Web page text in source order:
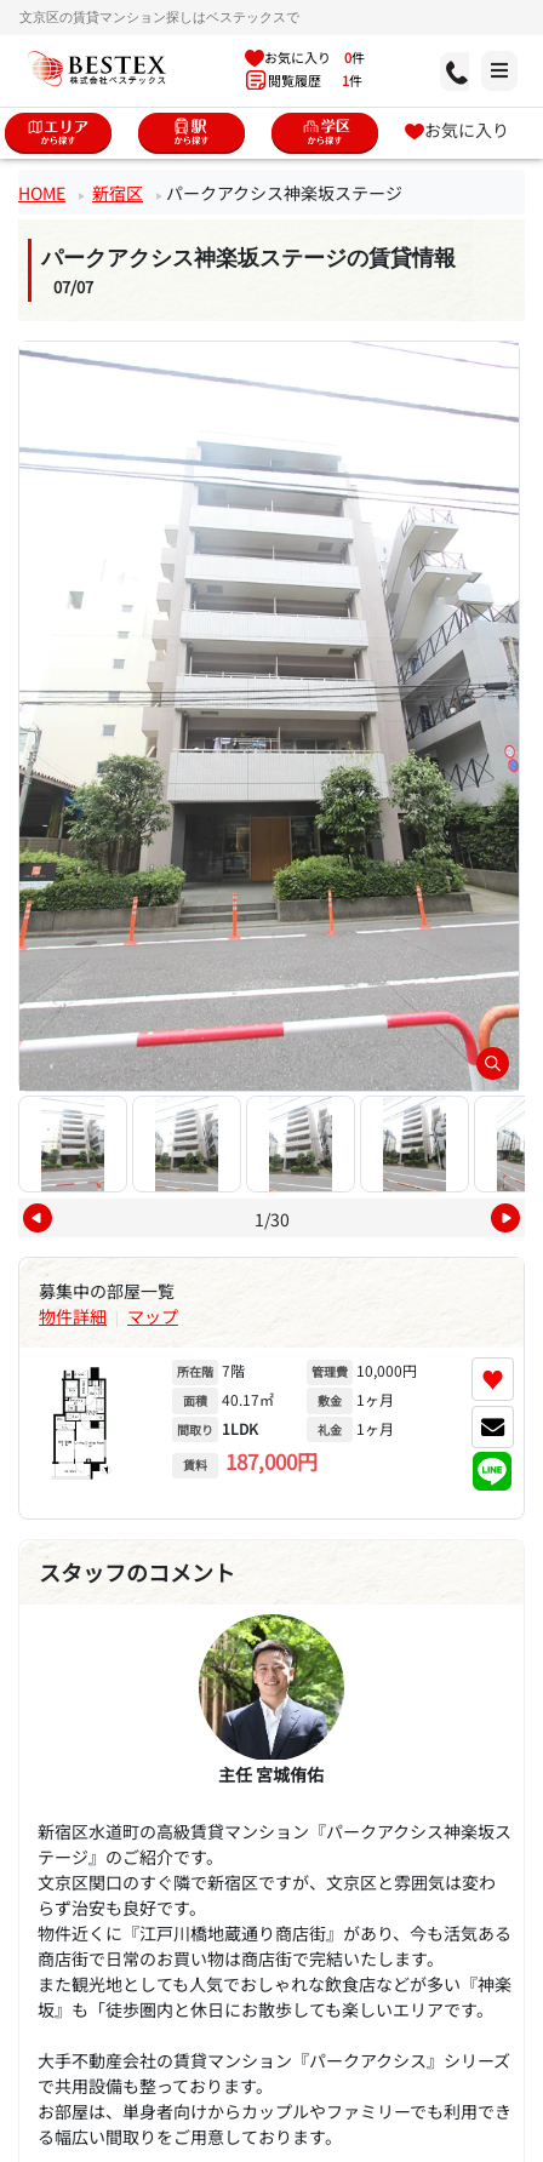
文京区の賃貸マンション探しはベステックスで
お気に入り 0件
閲覧履歴 1件
お気に入り
HOME 新宿区 パークアクシス神楽坂ステージ
パークアクシス神楽坂ステージの賃貸情報
07/07
1/30
募集中の部屋一覧
物件詳細 | マップ
所在階 7階
面積 40.17㎡
間取り 1LDK
賃料 187,000円
管理費 10,000円
敷金 1ヶ月
礼金 1ヶ月
♥
スタッフのコメント
主任 宮城侑佑
新宿区水道町の高級賃貸マンション『パークアクシス神楽坂ス
テージ』のご紹介です。
文京区関口のすぐ隣で新宿区ですが、文京区と雰囲気は変わ
らず治安も良好です。
物件近くに『江戸川橋地蔵通り商店街』があり、今も活気ある
商店街で日常のお買い物は商店街で完結いたします。
また観光地としても人気でおしゃれな飲食店などが多い『神楽
坂』も「徒歩圏内と休日にお散歩しても楽しいエリアです。
大手不動産会社の賃貸マンション『パークアクシス』シリーズ
で共用設備も整っております。
お部屋は、単身者向けからカップルやファミリーでも利用でき
る幅広い間取りをご用意しております。